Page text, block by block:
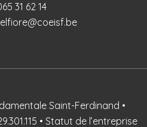
31 62 14
Saint-Ferdinand •
• Statut de l’entreprise